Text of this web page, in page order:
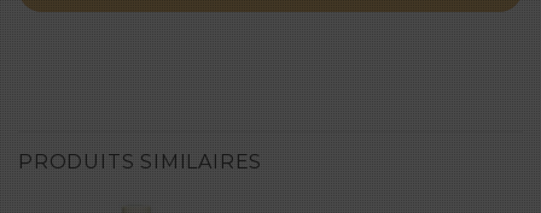
PRODUITS SIMILAIRES